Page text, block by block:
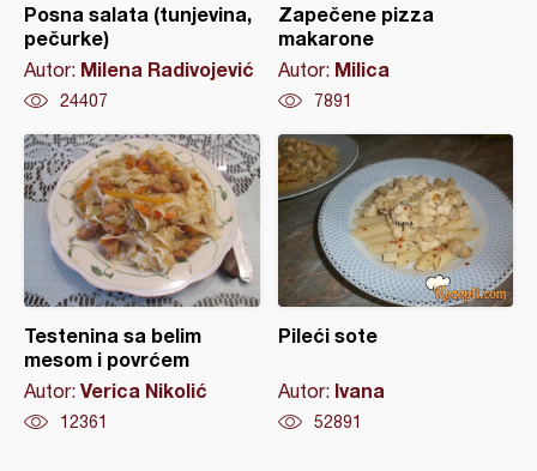
Posna salata (tunjevina,
pečurke)
Autor: Milena Radivojević
24407
Zapečene pizza
makarone
Autor: Milica
7891
Testenina sa belim
mesom i povrćem
Autor: Verica Nikolić
12361
Pileći sote
Autor: Ivana
52891